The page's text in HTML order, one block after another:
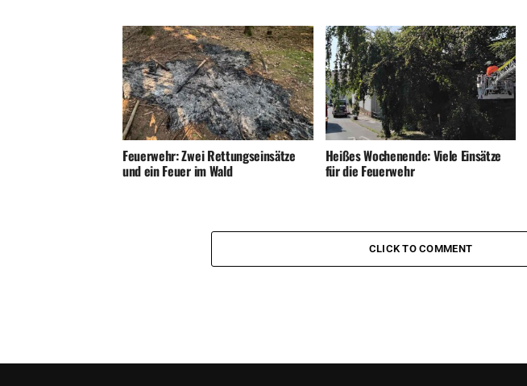
Feuerwehr: Zwei Rettungseinsätze
und ein Feuer im Wald
Heißes Wochenende: Viele Einsätze
für die Feuerwehr
CLICK TO COMMENT